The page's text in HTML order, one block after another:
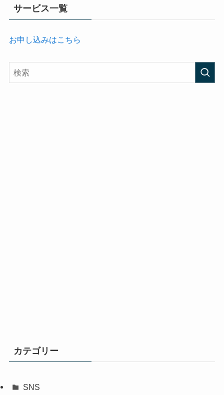
サービス一覧
お申し込みはこちら
カテゴリー
SNS